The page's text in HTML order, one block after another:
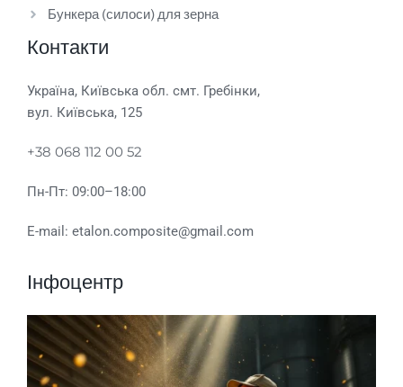
Інфоцентр
Бункера (силоси) для зерна
Контакти
Україна, Київська обл. смт. Гребінки,
вул. Київська, 125
+38 068 112 00 52
Пн-Пт: 09:00–18:00
E-mail: etalon.composite@gmail.com